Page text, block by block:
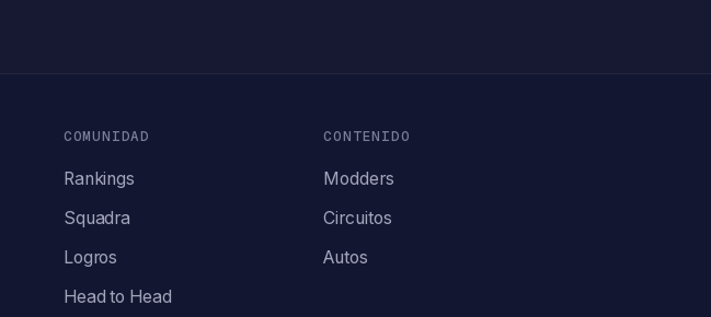
COMUNIDAD
Rankings
Squadra
Logros
Head to Head
CONTENIDO
Modders
Circuitos
Autos